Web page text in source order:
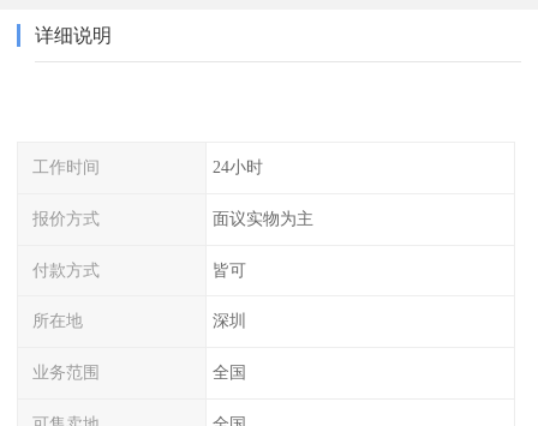
详细说明
工作时间 24小时
报价方式 面议实物为主
付款方式 皆可
所在地 深圳
业务范围 全国